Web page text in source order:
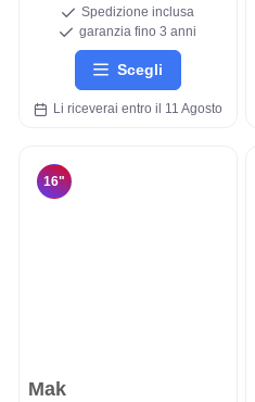
Spedizione inclusa
garanzia fino 3 anni
Scegli
Li riceverai entro il 11 Agosto
16"
Mak